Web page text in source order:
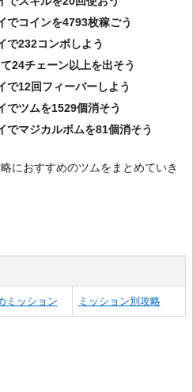
でコインを4793枚稼ごう
で232コンボしよう
24チェーン以上を出そう
で12回フィーバーしよう
でツムを1529個消そう
でマジカルボムを81個消そう
におすすめのツムをまとめていき
ミッション ミッション別攻略